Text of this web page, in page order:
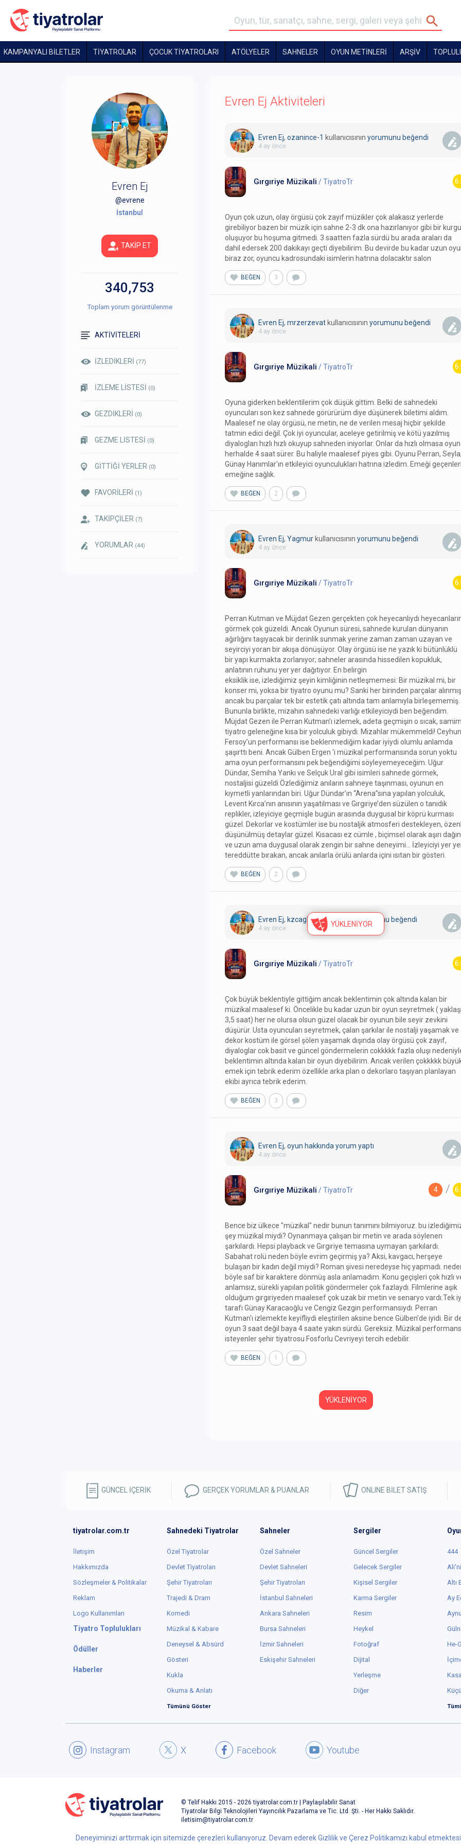
Deneyiminizi arttırmak için sitemizde çerezleri kullanıyoruz. Devam ederek Gizlilik ve Çerez Politikamızı kabul
YÜKLENİYOR
KAMPANYALI BİLETLER TİYATROLAR ÇOCUK TIYATROLARI ATÖLYELER SAHNELER OYUN METİNLERİ ARŞİV
Evren Ej
@evrene
İstanbul
TAKİP ET
340,753
Toplam yorum görüntülenme
AKTİVİTELERİ
İZLEDİKLERİ (77)
İZLEME LİSTESİ (0)
GEZDİKLERİ (0)
GEZME LİSTESİ (0)
GİTTİĞİ YERLER (0)
FAVORİLERİ (1)
TAKİPÇİLER (7)
YORUMLAR (44)
Evren Ej Aktiviteleri
Evren Ej, ozanince-1 kullanıcısının yorumunu beğendi
4 ay önce
Gırgıriye Müzikali / TiyatroTr
Oyun çok uzun, olay örgüsü çok zayıf müzikler çok alakasız yerlerde
girebiliyor bazen bir müzik için sahne 2-3 dk ona hazırlanıyor gibi bir kurgu
oluşuyor bu hoşuma gitmedi. 3 saatten fazla sürdü bu arada araları da
dahil edersek 200 dakikayı geçti diyebilirim. Bu devirde bu kadar uzun
biraz zor, oyuncu kadrosundaki isimlerin hatrına dolacaktır salon
BEĞEN 3
Evren Ej, mrzerzevat kullanıcısının yorumunu beğendi
4 ay önce
Gırgıriye Müzikali / TiyatroTr
Oyuna giderken beklentilerim çok düşük gittim. Belki de sahnedeki
oyuncuları son kez sahnede görürürüm diye düşünerek biletimi aldım.
Maalesef ne olay örgüsü, ne metin, ne de verilen mesaj hiçbir şekilde
tatmin edici değil. Çok iyi oyuncular, aceleye getirilmiş ve kötü yazılmış
diyalogları hızlı hızlı okuyup sahneden iniyorlar. Onlar da hızlı olmasa oyun
herhalde 4 saat sürer. Bu haliyle maalesef piyes gibi. Oyunu Perran, Seyla,
Günay Hanımlar'ın etkileyici oyunculukları hatrına izledim. Emeği
emeğine sağlık.
BEĞEN 2
Evren Ej, Yagmur kullanıcısının yorumunu beğendi
4 ay önce
Gırgıriye Müzikali / TiyatroTr
Perran Kutman ve Müjdat Gezen gerçekten çok heyecanlıydı
görmek çok güzeldi. Ancak Oyunun süresi, sahnede kurulan dünyanın
ağırlığını taşıyacak bir derinlik sunmak yerine zaman zaman uzayan ve
seyirciyi yoran bir akışa dönüşüyor. Olay örgüsü ise ne yazık ki bütünlüklü
bir yapı kurmakta zorlanıyor; sahneler arasında hissedilen kopukluk,
anlatının ruhunu yer yer dağıtıyor. En belirgin
eksiklik ise, izlediğimiz şeyin kimliğinin netleşmemesi: Bir müzikal mi, bir
konser mi, yoksa bir tiyatro oyunu mu? Sanki her birinden parçalar
ancak bu parçalar tek bir estetik çatı altında tam anlamıyla birleşememiş.
Bununla birlikte, mizahın sahnedeki varlığı etkileyiciydi ben beğendim.
Müjdat Gezen ile Perran Kutman’ı izlemek, adeta geçmişin o sıcak,
tiyatro geleneğine kısa bir yolculuk gibiydi. Mizahlar mükemmeldi! Ceyhun
Fersoy’un performansı ise beklenmediğim kadar iyiydi olumlu anlamda
şaşırttı beni. Ancak Gülben Ergen 'i müzikal performansında sorun yoktu
ama oyun performansını pek beğendiğimi söyleyemeyeceğim. Uğur
Dündar, Semiha Yankı ve Selçuk Ural gibi isimleri sahnede görmek,
nostaljisi güzeldi Özlediğimiz anıların sahneye taşınması, oyunun en
kıymetli yanlarından biri. Uğur Dündar’ın “Arena”sına yapılan yolculuk,
Levent Kırca’nın anısının yaşatılması ve Gırgıriye’den süzülen o tanıdık
replikler, izleyiciye geçmişle bugün arasında duygusal bir köprü kurması
güzel. Dekorlar ve kostümler ise bu nostaljik atmosferi destekleyen,
düşünülmüş detaylar güzel. Kısacası ez cümle , biçimsel olarak aşırı
ve uzun ama duygusal olarak zengin bir sahne deneyimi… İzleyiciyi yer
tereddütte bırakan, ancak anılarla örülü anlarda içini ısıtan bir gösteri.
BEĞEN 2
Evren Ej, kzcaglakullanıcısınınyorumunu beğendi
4 ay önce
Gırgıriye Müzikali / TiyatroTr
Çok büyük beklentiyle gittiğim ancak beklentimin çok altında kalan bir
müzikal maalesef ki. Öncelikle bu kadar uzun bir oyun seyretmek (
3,5 saat) her ne olursa olsun güzel olacak bir oyunun bile seyir zevkini
düşürür. Usta oyuncuları seyretmek, çalan şarkılar ile nostalji yaşamak ve
dekor kostüm ile görsel şölen yaşamak dışında olay örgüsü çok zayıf,
diyaloglar cok basit ve güncel göndermelerin cokkkkk fazla oluşı
beklentimin altında kalan bir oyun diyebilirim. Ancak verilen çokkkkk
emek için tebrik ederim özellikle arka plan o dekorlaro taşıyan planlayan
ekibi ayrıca tebrik ederim.
BEĞEN 3
Evren Ej, oyun hakkında yorum yaptı
4 ay önce
/
4
Gırgıriye Müzikali / TiyatroTr
Bence biz ülkece "müzikal" nedir bunun tanımını bilmiyoruz. bu
şey müzikal miydi? Oynanmaya çalışan bir metin ve arada söylenen
şarkılardı. Hepsi playback ve Gırgıriye temasına uymayan şarkılardı.
Sabahat rolü neden böyle evrim geçirmiş ya? Aksi, kavgacı, herşeye
bulaşan bir kadın değil miydi? Roman şivesi neredeyse hiç yapmadı.
böyle saf bir karaktere dönmüş asla anlamadım. Konu geçişleri çok hızlı
anlamsız, sürekli yapılan politik göndermeler çok fazlaydı. Filmlerine aşık
olduğum gırgıriyeden maalesef çok uzak bir metin ve senaryo vardı.Tek
tarafı Günay Karacaoğlu ve Cengiz Gezgin performansıydı. Perran
Kutman'ı izlemekte keyifliydi eleştirilen aksine bence Gülben'de iyidi. Bir
oyun 3 saat değil baya 4 saate yakın sürdü. Gereksiz. Müzikal
isteyenler şehir tiyatrosu Fosforlu Cevriyeyi tercih edebilir.
BEĞEN 1
YÜKLENİYOR
GÜNCEL İÇERİK GERÇEK YORUMLAR & PUANLAR ONLINE BİLET SATIŞ
tiyatrolar.com.tr
İletişim
Hakkımızda
Sözleşmeler & Politikalar
Reklam
Logo Kullanımları
Tiyatro Toplulukları
Ödüller
Haberler
Sahnedeki Tiyatrolar
Özel Tiyatrolar
Devlet Tiyatroları
Şehir Tiyatroları
Trajedi & Dram
Komedi
Müzikal & Kabare
Deneysel & Absürd
Gösteri
Kukla
Okuma & Anlatı
Tümünü Göster
Sahneler
Özel Sahneler
Devlet Sahneleri
Şehir Tiyatroları
İstanbul Sahneleri
Ankara Sahneleri
Bursa Sahneleri
İzmir Sahneleri
Eskişehir Sahneleri
Sergiler
Güncel Sergiler
Gelecek Sergiler
Kişisel Sergiler
Karma Sergiler
Resim
Heykel
Fotoğraf
Dijital
Yerleşme
Diğer
444
Altı
Ay
He-
Youtube
Facebook
X
Instagram
© Telif Hakkı 2015 - 2026 tiyatrolar.com.tr | Paylaşılabilir Sanat
Tiyatrolar Bilgi Teknolojileri Yayıncılık Pazarlama ve Tic. Ltd. Şti. - Her Hakkı Saklıdır.
iletisim@tiyatrolar.com.tr